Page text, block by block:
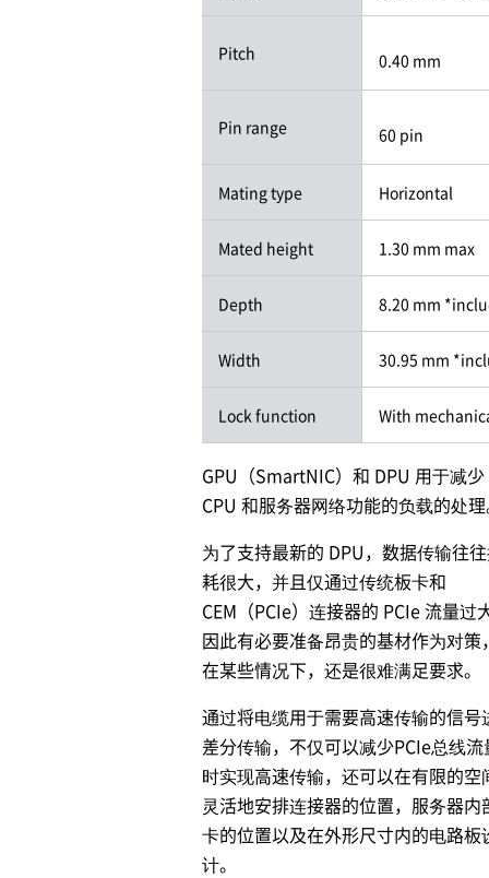
Pitch 0.40 mm
Pin range 60 pin
Mating type Horizontal
Mated height 1.30 mm max
Depth 8.20 mm
Width 30.95 mm
Lock function With
GPU（SmartNIC）和 DPU 用于减少
CPU 和服务器网络功能的负载的处
为了支持最新的 DPU，数据传输往
耗很大，并且仅通过传统板卡和
CEM（PCIe）连接器的 PCIe 流量过
因此有必要准备昂贵的基材作为对策
在某些情况下，还是很难满足要求。
通过将电缆用于需要高速传输的信号
差分传输，不仅可以减少PCIe总线流
时实现高速传输，还可以在有限的空
灵活地安排连接器的位置，服务器内
卡的位置以及在外形尺寸内的电路板
计。